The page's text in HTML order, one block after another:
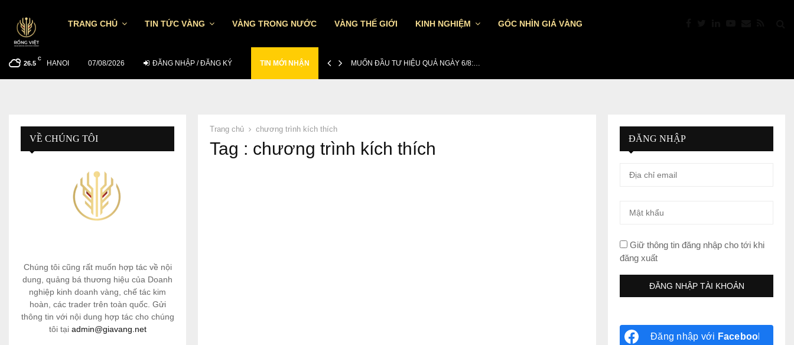
TRANG CHỦ TIN TỨC VÀNG VÀNG TRONG NƯỚC VÀNG THẾ GIỚI KINH NGHIỆM GÓC NHÌN GIÁ VÀNG
26.5
C
HANOI 07/08/2026 ĐĂNG NHẬP / ĐĂNG KÝ TIN MỚI NHẬN
MUỐN ĐẦU TƯ HIỆU QUẢ NGÀY 5/8… MUỐN ĐẦU TƯ HIỆU QUẢ NGÀY 6/8:…
Trang chủ chương trình kích thích
Tag : chương trình kích thích
VỀ CHÚNG TÔI
Chúng tôi cũng rất muốn hợp tác về nội
dung, quảng bá thương hiệu của Doanh
nghiệp kinh doanh vàng, chế tác kim
hoàn, các trader trên toàn quốc. Gửi
thông tin với nội dung hợp tác cho chúng
tôi tại admin@giavang.net
ĐĂNG NHẬP
Giữ thông tin đăng nhập cho tới khi
đăng xuất
Đăng nhập với Facebook